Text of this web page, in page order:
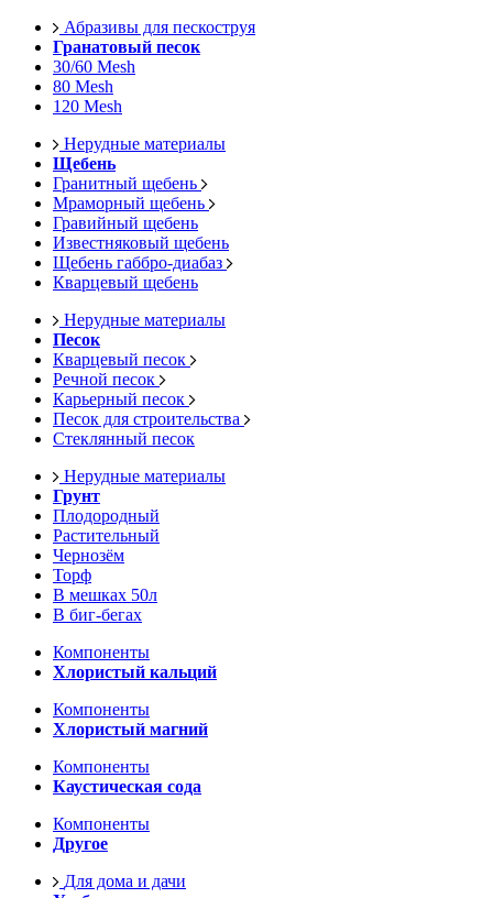
Абразивы для пескоструя
Гранатовый песок
30/60 Mesh
80 Mesh
120 Mesh
Нерудные материалы
Щебень
Гранитный щебень
Мраморный щебень
Гравийный щебень
Известняковый щебень
Щебень габбро-диабаз
Кварцевый щебень
Нерудные материалы
Песок
Кварцевый песок
Речной песок
Карьерный песок
Песок для строительства
Стеклянный песок
Нерудные материалы
Грунт
Плодородный
Растительный
Чернозём
Торф
В мешках 50л
В биг-бегах
Компоненты
Хлористый кальций
Компоненты
Хлористый магний
Компоненты
Каустическая сода
Компоненты
Другое
Для дома и дачи